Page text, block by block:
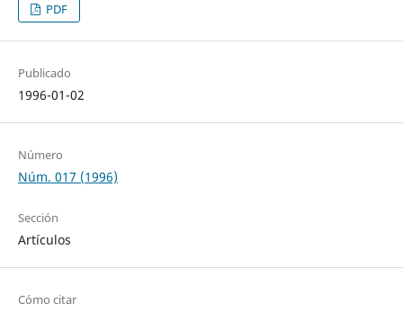
PDF
Publicado
1996-01-02
Número
Núm. 017 (1996)
Sección
Artículos
Cómo citar